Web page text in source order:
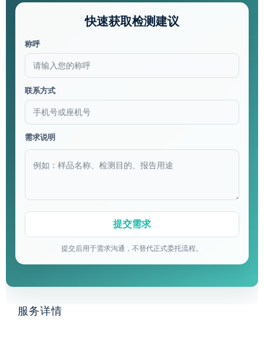
快速获取检测建议
称呼
联系方式
需求说明
提交后用于需求沟通，不替代正式委托流程。
服务详情